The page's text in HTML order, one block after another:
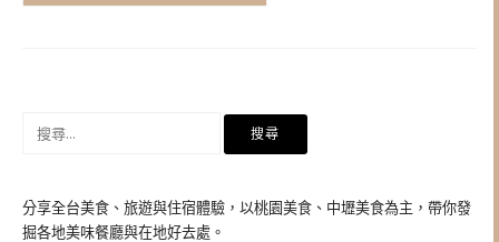
字:
分享全台美食、旅遊與住宿體驗，以桃園美食、中壢美食為主，帶你發
掘各地美味餐廳與在地好去處。